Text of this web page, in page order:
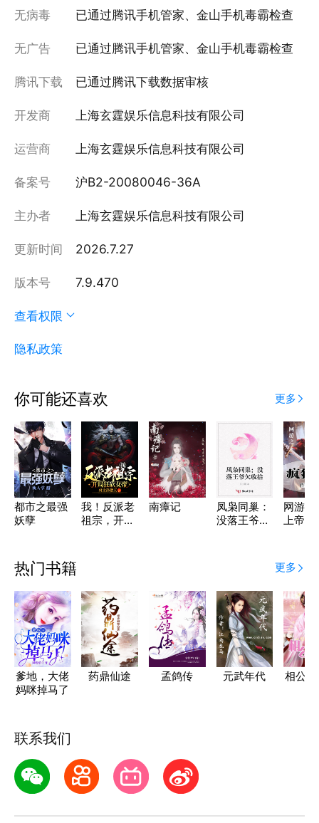
无病毒 已通过腾讯手机管家、金山手机毒霸检查
无广告 已通过腾讯手机管家、金山手机毒霸检查
腾讯下载 已通过腾讯下载数据审核
开发商 上海玄霆娱乐信息科技有限公司
运营商 上海玄霆娱乐信息科技有限公司
备案号 沪B2-20080046-36A
主办者 上海玄霆娱乐信息科技有限公司
更新时间 2026.7.27
版本号 7.9.470
查看权限
隐私政策
你可能还喜欢 更多
都市之最强
妖孽
我！反派老
祖宗，开局
南瘴记
凤枭同巢：
没落王爷欠
网游之
上帝
热门书籍 更多
爹地，大佬
妈咪掉马了
药鼎仙途 孟鸽传 元武年代 相公
联系我们